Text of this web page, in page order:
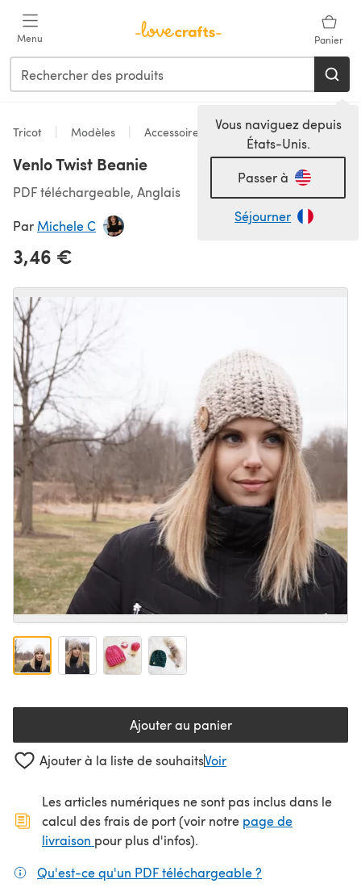
Menu Panier
Vous naviguez depuis
États-Unis.
Passer à
Séjourner
Tricot Modèles Accessoires
Venlo Twist Beanie
PDF téléchargeable, Anglais
Par Michele C
3,46 €
Ajouter au panier
Ajouter à la liste de souhaitsVoir
Les articles numériques ne sont pas inclus dans le
calcul des frais de port (voir notre page de
livraison (s'ouvre dans un nouvel onglet)
pour plus d'infos).
Qu'est-ce qu'un PDF téléchargeable ?